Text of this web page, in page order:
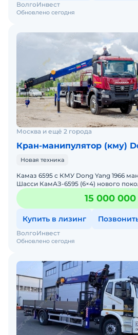
Обновлено сегодня
ВолгоИнвест
Москва и ещё 2 города
Кран-манипулятор (кму)
Новая техника
Камаз 6595 с КМУ Dong Yang 1966
Шасси КамАЗ-6595 (6×4) нового
двигателем Евро-5 мощностью 355
15 000
Купить в лизинг
Обновлено сегодня
ВолгоИнвест